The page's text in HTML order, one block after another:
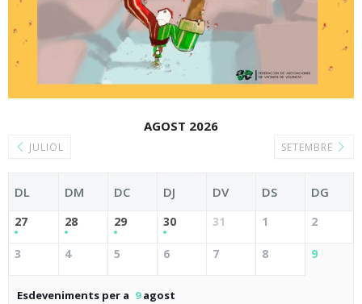
JULIOL
AGOST 2026
SETEMBRE
DL DM DC DJ DV DS DG
27 28 29 30 31 1 2
3 4 5 6 7 8 9
Esdeveniments per a 9agost